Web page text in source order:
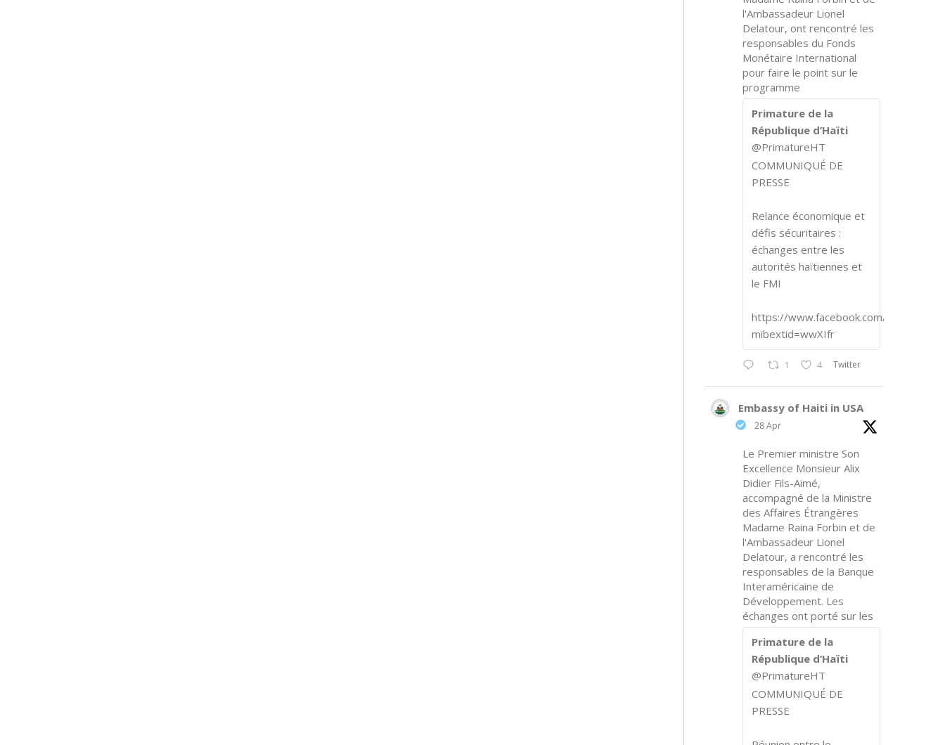
l'Ambassadeur Lionel
Delatour, ont rencontré les
responsables du Fonds
Monétaire International
pour faire le point sur le
programme
Primature de la
République d’Haïti
@PrimatureHT
COMMUNIQUÉ DE
PRESSE
Relance économique et
défis sécuritaires :
échanges entre les
autorités haïtiennes et
le FMI
https://www.facebook.com/share/p/
mibextid=wwXIfr
1 4 Twitter
Embassy of Haiti in USA
28 Apr
Le Premier ministre Son
Excellence Monsieur Alix
Didier Fils-Aimé,
accompagné de la Ministre
des Affaires Étrangères
Madame Raina Forbin et de
l'Ambassadeur Lionel
Delatour, a rencontré les
responsables de la Banque
Interaméricaine de
Développement. Les
échanges ont porté sur les
Primature de la
République d’Haïti
@PrimatureHT
COMMUNIQUÉ DE
PRESSE